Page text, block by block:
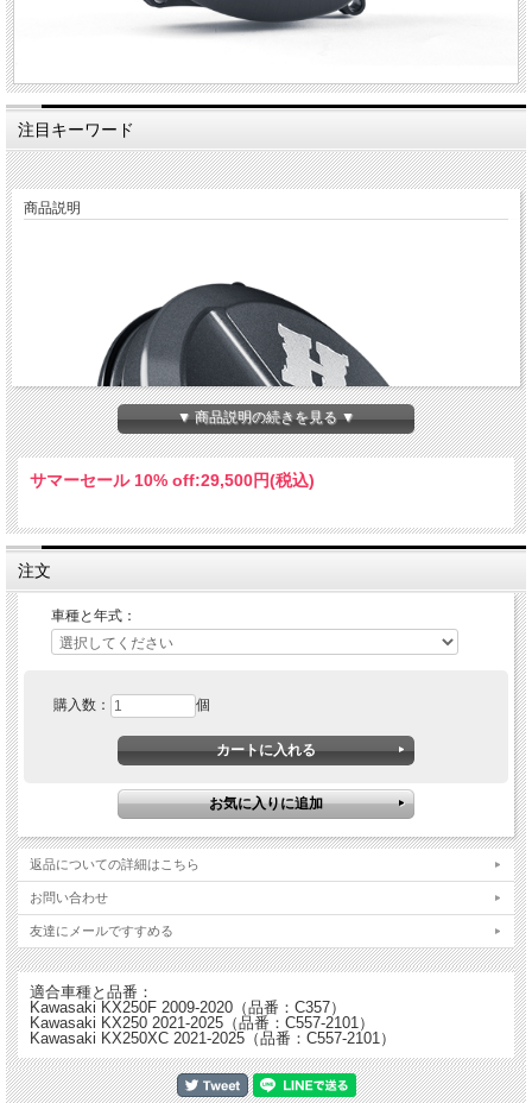
注目キーワード
商品説明
Hinson ヒンソン ビレットプルーフ クラッチカバー
・チームホンダ、カワサキ、スズキ、ＫＴＭを含むほぼすべてのファクトリー・チ
ームに選ばれており、レースにおける実績に裏づけられるようにその実力が証明さ
現
・放熱性の向上
・ノーマルよりも強度が高い
・航空宇宙技術でも使用される強度の優れたT6アルミ材から削り出し
※写真はイメージであり実物と異なる場合があります。
▼ 商品説明の続きを見る ▼
サマーセール 10% off:29,500円(税込)
注文
車種と年式：
購入数： 個
返品についての詳細はこちら
お問い合わせ
友達にメールですすめる
適合車種と品番：
Kawasaki KX250F 2009-2020（品番：C357）
Kawasaki KX250 2021-2025（品番：C557-2101）
Kawasaki KX250XC 2021-2025（品番：C557-2101）